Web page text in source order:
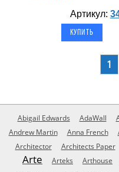
Артикул:
1
Abigail Edwards AdaWall
Andrew Martin
Anna French
Architector
Architects Paper
Arte Arteks Arthouse